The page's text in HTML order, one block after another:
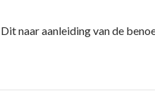
Dit naar aanleiding van de